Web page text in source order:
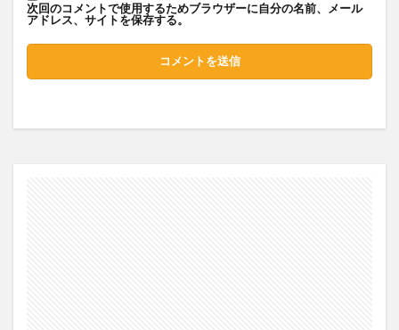
次回のコメントで使用するためブラウザーに自分の名前、メール
アドレス、サイトを保存する。